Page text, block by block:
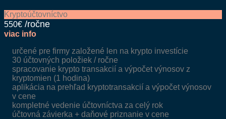
Kryptoúčtovníctvo
550€
viac info
určené pre firmy založené len na krypto investície
30 účtovných položiek / ročne
spracovanie krypto transakcií a výpočet výnosov z
kryptomien (1 hodina)
aplikácia na prehľad kryptotransakcií a výpočet výnosov
v cene
kompletné vedenie účtovníctva za celý rok
účtovná závierka + daňové priznanie v cene